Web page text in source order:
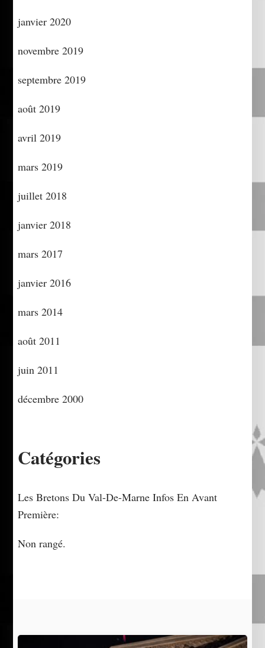
janvier 2020
novembre 2019
septembre 2019
août 2019
avril 2019
mars 2019
juillet 2018
janvier 2018
mars 2017
janvier 2016
mars 2014
août 2011
juin 2011
décembre 2000
Catégories
Les Bretons Du Val-De-Marne Infos En Avant
Première:
Non rangé.